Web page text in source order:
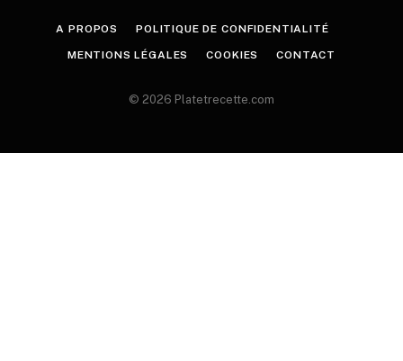
A PROPOS POLITIQUE DE CONFIDENTIALITÉ
MENTIONS LÉGALES COOKIES CONTACT
© 2026 Platetrecette.com